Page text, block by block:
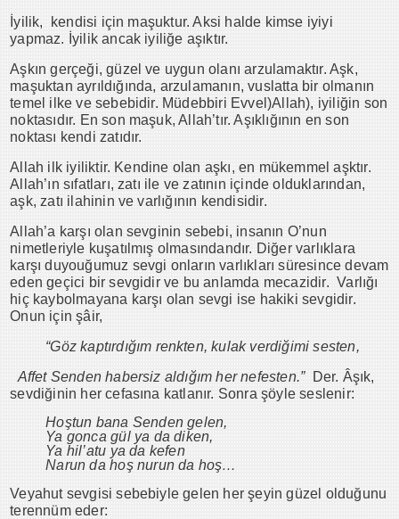
İyilik, kendisi için maşuktur. Aksi halde kimse iyiyi
yapmaz. İyilik ancak iyiliğe aşıktır.
Aşkın gerçeği, güzel ve uygun olanı arzulamaktır. Aşk,
maşuktan ayrıldığında, arzulamanın, vuslatta bir olmanın
temel ilke ve sebebidir. Müdebbiri Evvel)Allah), iyiliğin son
noktasıdır. En son maşuk, Allah’tır. Aşıklığının en son
noktası kendi zatıdır.
Allah ilk iyiliktir. Kendine olan aşkı, en mükemmel aşktır.
Allah’ın sıfatları, zatı ile ve zatının içinde olduklarından,
aşk, zatı ilahinin ve varlığının kendisidir.
Allah’a karşı olan sevginin sebebi, insanın O’nun
nimetleriyle kuşatılmış olmasındandır. Diğer varlıklara
karşı duyouğumuz sevgi onların varlıkları süresince devam
eden geçici bir sevgidir ve bu anlamda mecazidir. Varlığı
hiç kaybolmayana karşı olan sevgi ise hakiki sevgidir.
Onun için şâir,
“Göz kaptırdığım renkten, kulak verdiğimi sesten,
Affet Senden habersiz aldığım her nefesten.” Der. Âşık,
sevdiğinin her cefasına katlanır. Sonra şöyle seslenir:
Hoştun bana Senden gelen,
Ya gonca gül ya da diken,
Ya hil’atu ya da kefen
Narun da hoş nurun da hoş…
Veyahut sevgisi sebebiyle gelen her şeyin güzel olduğunu
terennüm eder: